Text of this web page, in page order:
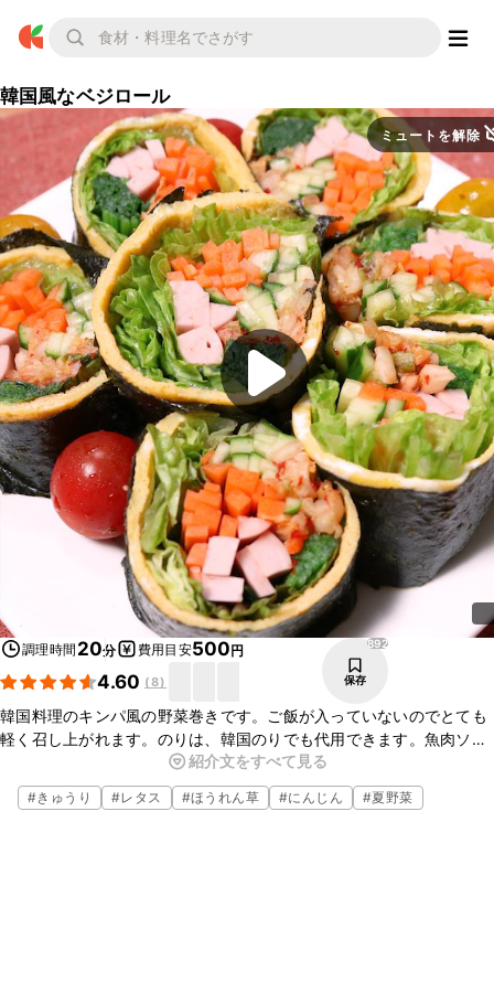
韓国風なベジロール
ミュートを解除
調理時間 20分 費用目安500円
4.60 (8)
892
保存
韓国料理のキンパ風の野菜巻きです。ご飯が入っていないのでとても
軽く召し上がれます。のりは、韓国のりでも代用できます。魚肉ソー
セージがない場合はカニかまでも美味しく召し上がれます。是非、お
試しくださいね。
紹介文をすべて見る
#きゅうり #レタス #ほうれん草 #にんじん #夏野菜